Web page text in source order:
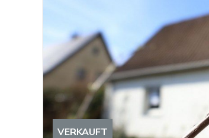
VERKAUFT